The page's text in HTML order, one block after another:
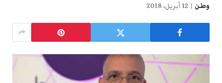
وطن 12 أبريل، 2018